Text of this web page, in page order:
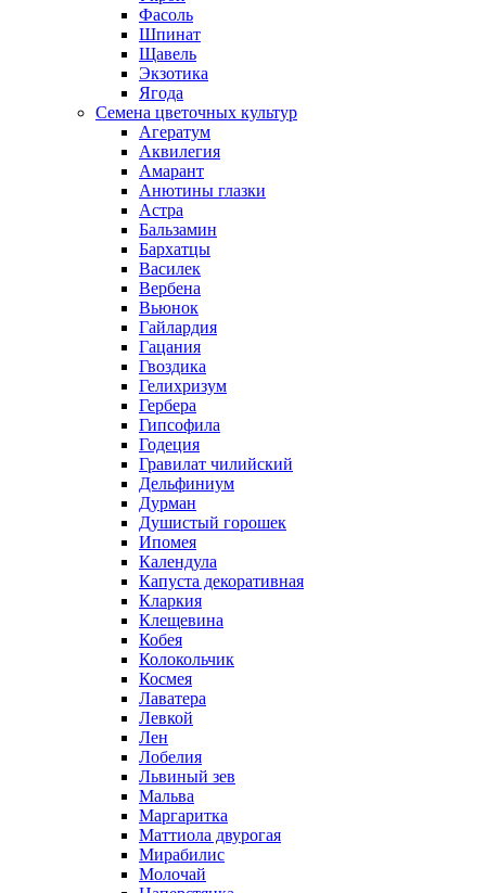
Фасоль
Шпинат
Щавель
Экзотика
Ягода
Семена цветочных культур
Агератум
Аквилегия
Амарант
Анютины глазки
Астра
Бальзамин
Бархатцы
Василек
Вербена
Вьюнок
Гайлардия
Гацания
Гвоздика
Гелихризум
Гербера
Гипсофила
Годеция
Гравилат чилийский
Дельфиниум
Дурман
Душистый горошек
Ипомея
Календула
Капуста декоративная
Кларкия
Клещевина
Кобея
Колокольчик
Космея
Лаватера
Левкой
Лен
Лобелия
Львиный зев
Мальва
Маргаритка
Маттиола двурогая
Мирабилис
Молочай